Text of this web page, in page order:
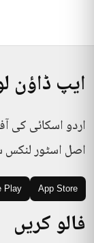
ایپ ڈاؤن
اردو اسکائی کی
اصل اسٹور لنکس
App Store
Play
فالو کریں